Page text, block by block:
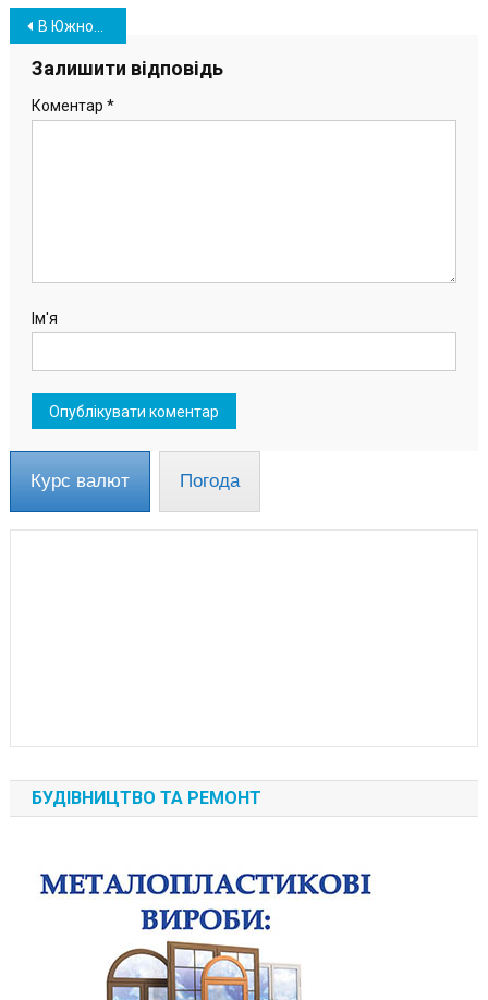
Навігація
записів
В Южному після тривалої паузи відновили деякі будівельні роботи
Залишити відповідь
Коментар *
Ім'я
Курс валют Погода
БУДІВНИЦТВО ТА РЕМОНТ